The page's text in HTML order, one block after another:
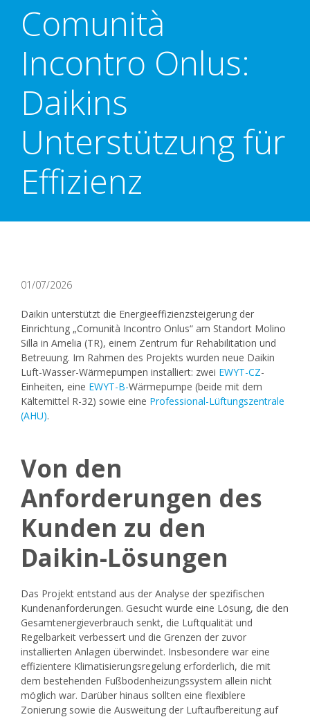
Comunità
Incontro Onlus:
Daikins
Unterstützung für
Effizienz
01/07/2026
Daikin unterstützt die Energieeffizienzsteigerung der
Einrichtung „Comunità Incontro Onlus“ am Standort Molino
Silla in Amelia (TR), einem Zentrum für Rehabilitation und
Betreuung. Im Rahmen des Projekts wurden neue Daikin
Luft-Wasser-Wärmepumpen installiert: zwei EWYT-CZ-
Einheiten, eine EWYT-B-Wärmepumpe (beide mit dem
Kältemittel R-32) sowie eine Professional-Lüftungszentrale
(AHU).
Von den
Anforderungen des
Kunden zu den
Daikin-Lösungen
Das Projekt entstand aus der Analyse der spezifischen
Kundenanforderungen. Gesucht wurde eine Lösung, die den
Gesamtenergieverbrauch senkt, die Luftqualität und
Regelbarkeit verbessert und die Grenzen der zuvor
installierten Anlagen überwindet. Insbesondere war eine
effizientere Klimatisierungsregelung erforderlich, die mit
dem bestehenden Fußbodenheizungssystem allein nicht
möglich war. Darüber hinaus sollten eine flexiblere
Zonierung sowie die Ausweitung der Luftaufbereitung auf